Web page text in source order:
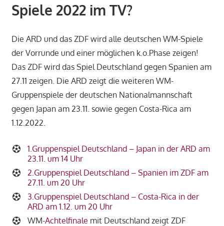
Spiele 2022 im TV?
Die ARD und das ZDF wird alle deutschen WM-Spiele
der Vorrunde und einer möglichen k.o.Phase zeigen!
Das ZDF wird das Spiel Deutschland gegen Spanien am
27.11 zeigen. Die ARD zeigt die weiteren WM-
Gruppenspiele der deutschen Nationalmannschaft
gegen Japan am 23.11. sowie gegen Costa-Rica am
1.12.2022.
1.Gruppenspiel Deutschland – Japan in der ARD am
23.11. um 14 Uhr
2.Gruppenspiel Deutschland – Spanien im ZDF am
27.11. um 20 Uhr
3.Gruppenspiel Deutschland – Costa-Rica in der
ARD am 1.12. um 20 Uhr
WM-Achtelfinale mit Deutschland zeigt ZDF